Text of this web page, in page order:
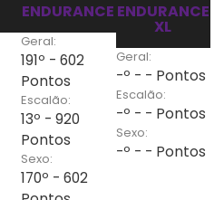
ENDURANCE
Geral:
191º - 602
Pontos
Escalão:
13º - 920
Pontos
Sexo:
170º - 602
ENDURANCE
XL
Geral:
-º - - Pontos
Escalão:
-º - - Pontos
Sexo:
-º - - Pontos